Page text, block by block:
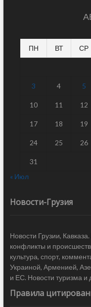
ПН ВТ СР
3 4 5
10 11 12
17 18 19
24 25 26
31
« Июл
Новости-Грузия
Новости Грузии,
конфликты и
культура, спорт,
Украиной, Арменией,
и ЕС. Новости туризма и
Правила